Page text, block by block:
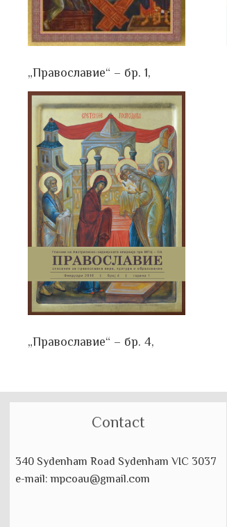
„Православие“ – бр. 1,
„Православие“ – бр. 4,
Contact
340 Sydenham Road Sydenham VIC 3037
e-mail: mpcoau@gmail.com